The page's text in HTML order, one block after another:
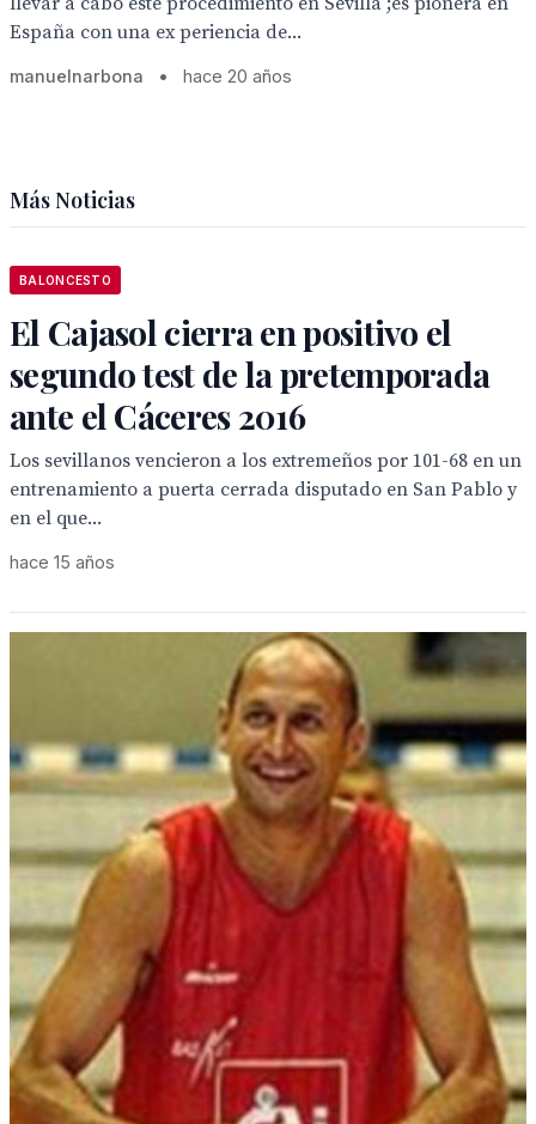
España con una ex periencia de...
manuelnarbona • hace 20 años
Más Noticias
BALONCESTO
El Cajasol cierra en positivo el
segundo test de la pretemporada
ante el Cáceres 2016
Los sevillanos vencieron a los extremeños por 101-68 en un
entrenamiento a puerta cerrada disputado en San Pablo y
en el que...
hace 15 años